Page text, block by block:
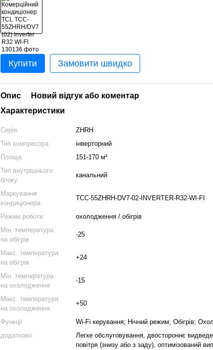
Купити Замовити швидко
Опис
Новий відгук або коментар
Характеристики
Серія
ZHRH
Тип компресора
інверторний
Площа
151-170 м²
Тип внутрішнього
блоку
канальний
Маркування
кондиціонера
TCC-55ZHRH-DV7-02-INVERTER-R32-WI-FI
Режим роботи
охолодження / обігрів
Мін. температура
на обігрів
-25
Макс. температура
на обігрів
+24
Мін. температура
на охолодження
-15
Макс. температура
на охолодження
+50
Функції
Wi‑Fi керування; Нічний режим; Обігрів;
додатково
Легке обслуговування, двостороннє
повітря (знизу або з заду), оптимізований